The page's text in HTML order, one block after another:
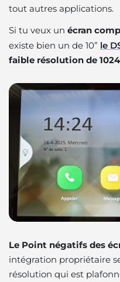
tout autres applications.
Si tu veux un écran
existe bien un de 10” le
faible résolution de
Le Point négatifs des
intégration propriétaire
résolution qui est